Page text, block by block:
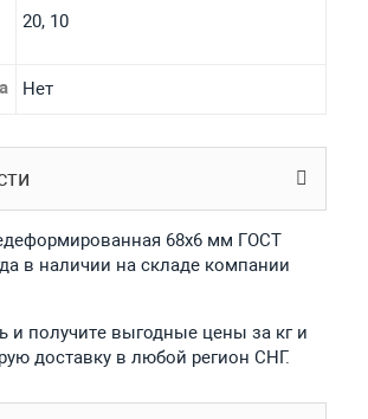
20, 10
Нет
68х6 мм ГОСТ
в наличии на складе компании
и получите выгодные цены за кг и
доставку в любой регион СНГ.